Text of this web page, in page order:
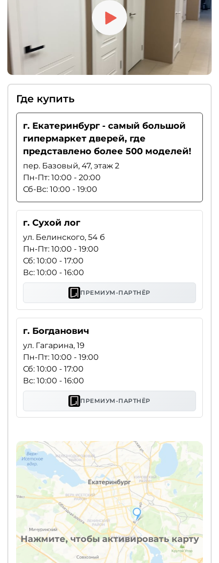
Нажмите, чтобы активировать карту
Где купить
г. Екатеринбург - самый большой
гипермаркет дверей, где
представлено более 500 моделей!
пер. Базовый, 47, этаж 2
Пн-Пт: 10:00 - 20:00
Сб-Вс: 10:00 - 19:00
г. Сухой лог
ул. Белинского, 54 б
Пн-Пт: 10:00 - 19:00
Сб: 10:00 - 17:00
Вс: 10:00 - 16:00
ПРЕМИУМ-ПАРТНЁР
г. Богданович
ул. Гагарина, 19
Пн-Пт: 10:00 - 19:00
Сб: 10:00 - 17:00
Вс: 10:00 - 16:00
ПРЕМИУМ-ПАРТНЁР